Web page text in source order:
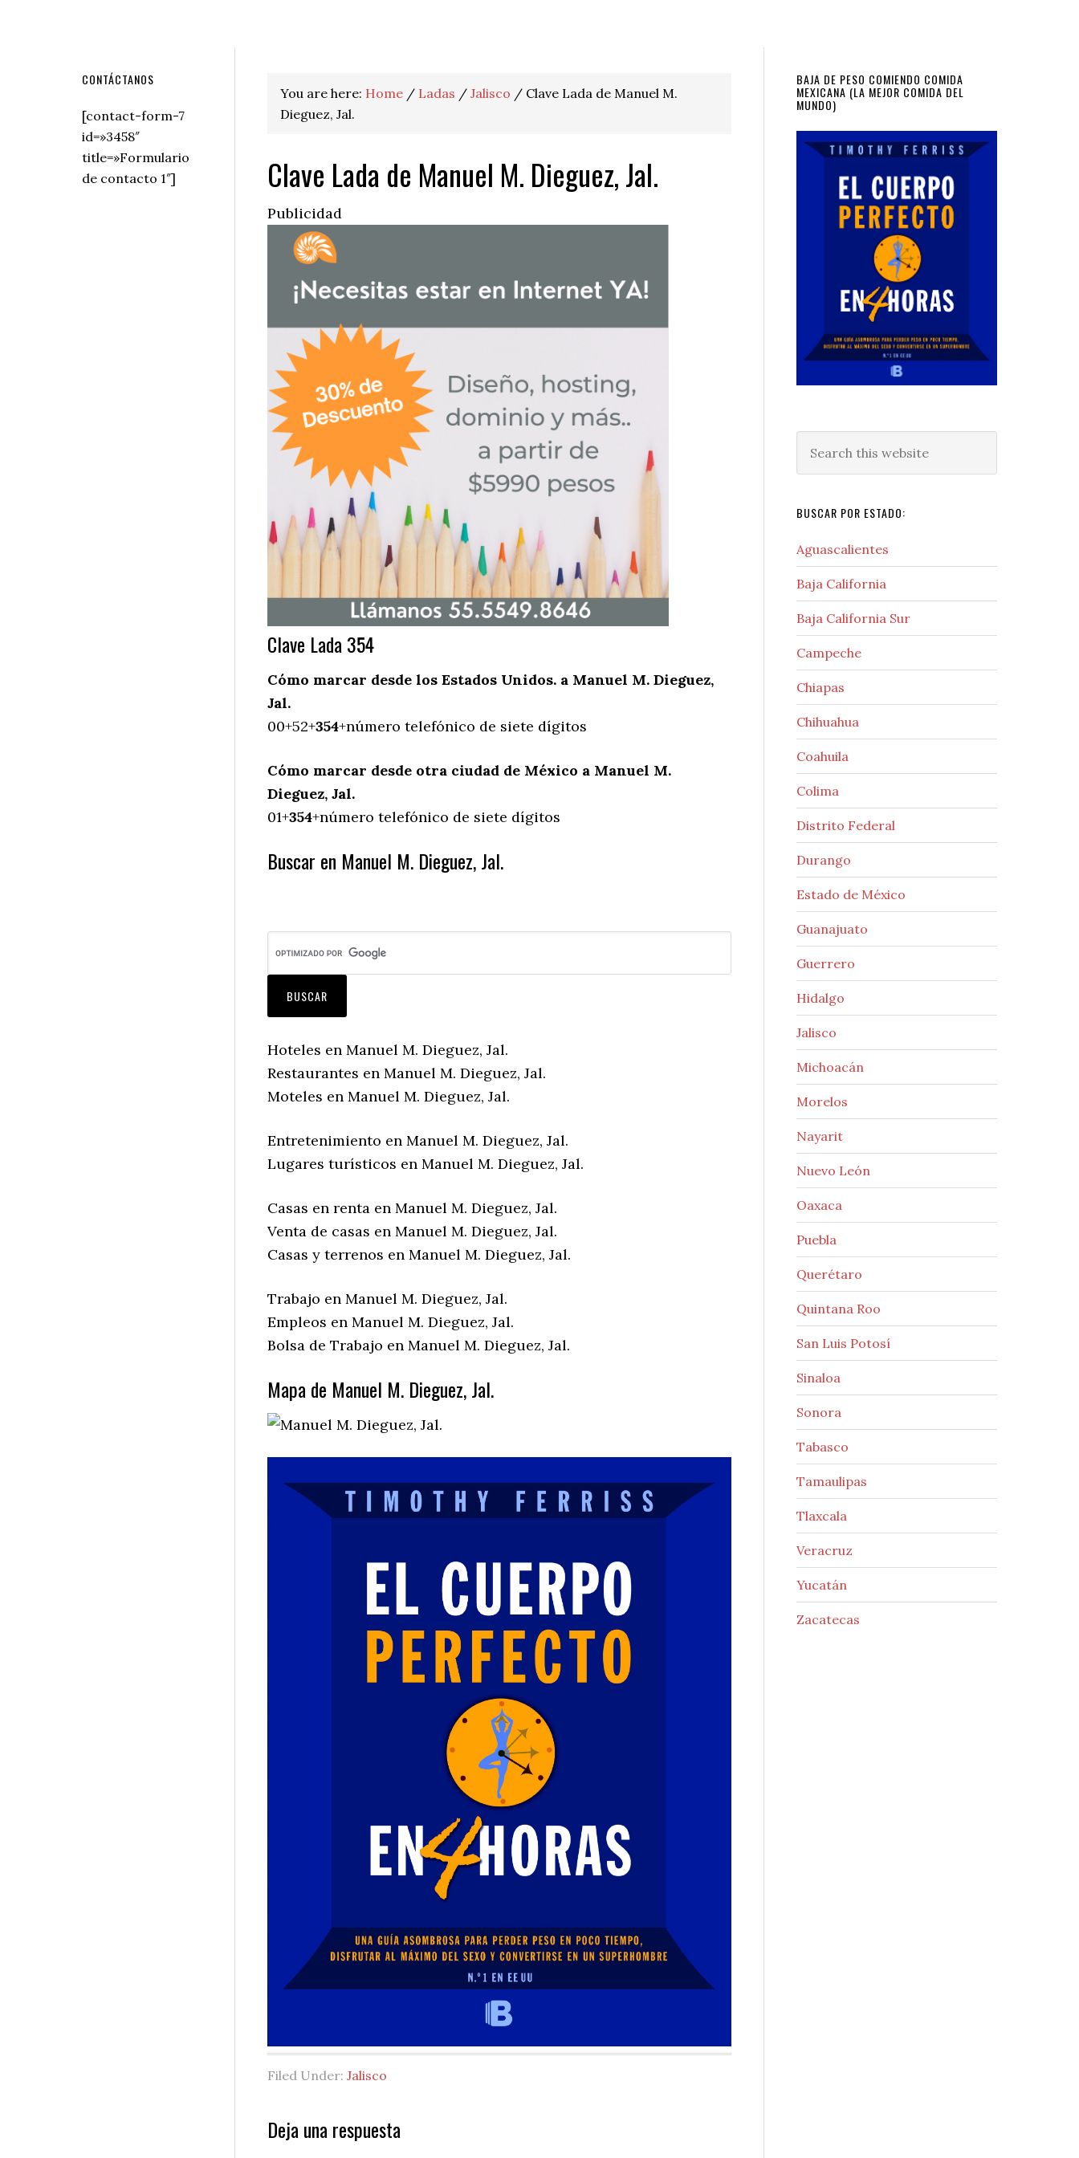
You are here: Home / Ladas / Jalisco / Clave Lada de Manuel M.
Dieguez, Jal.
Clave Lada de Manuel M. Dieguez, Jal.
Publicidad
Clave Lada 354
Cómo marcar desde los Estados Unidos. a Manuel M. Dieguez,
Jal.
00+52+354+número telefónico de siete dígitos
Cómo marcar desde otra ciudad de México a Manuel M.
Dieguez, Jal.
01+354+número telefónico de siete dígitos
Buscar en Manuel M. Dieguez, Jal.
Hoteles en Manuel M. Dieguez, Jal.
Restaurantes en Manuel M. Dieguez, Jal.
Moteles en Manuel M. Dieguez, Jal.
Entretenimiento en Manuel M. Dieguez, Jal.
Lugares turísticos en Manuel M. Dieguez, Jal.
Casas en renta en Manuel M. Dieguez, Jal.
Venta de casas en Manuel M. Dieguez, Jal.
Casas y terrenos en Manuel M. Dieguez, Jal.
Trabajo en Manuel M. Dieguez, Jal.
Empleos en Manuel M. Dieguez, Jal.
Bolsa de Trabajo en Manuel M. Dieguez, Jal.
Mapa de Manuel M. Dieguez, Jal.
Filed Under: Jalisco
Reader
Deja una respuesta
Primary
Sidebar
BAJA DE PESO COMIENDO COMIDA
MEXICANA (LA MEJOR COMIDA DEL
MUNDO)
this
BUSCAR POR ESTADO:
Aguascalientes
Baja California
Baja California Sur
Campeche
Chiapas
Chihuahua
Coahuila
Colima
Distrito Federal
Durango
Estado de México
Guanajuato
Guerrero
Hidalgo
Jalisco
Michoacán
Morelos
Nayarit
Nuevo León
Oaxaca
Puebla
Querétaro
Quintana Roo
San Luis Potosí
Sinaloa
Sonora
Tabasco
Tamaulipas
Tlaxcala
Veracruz
Yucatán
Zacatecas
Secondary
Sidebar
CONTÁCTANOS
[contact-form-7
id=»3458″
title=»Formulario
de contacto 1″]